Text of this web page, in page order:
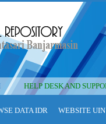
HELP DESK AND
DATA IDR WEBSITE